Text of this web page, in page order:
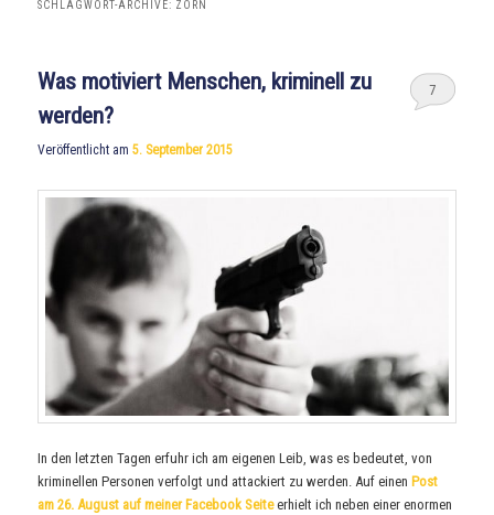
SCHLAGWORT-ARCHIVE: ZORN
Was motiviert Menschen, kriminell zu
werden?
Veröffentlicht am5. September 2015
7
In den letzten Tagen erfuhr ich am eigenen Leib, was es bedeutet, von
kriminellen Personen verfolgt und attackiert zu werden. Auf einen Post
am 26. August auf meiner Facebook Seiteerhielt ich neben einer enormen